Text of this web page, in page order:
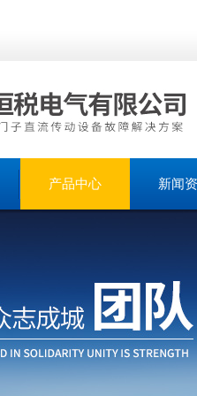
产品中心 新闻